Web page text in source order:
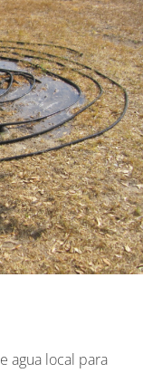
agua local para